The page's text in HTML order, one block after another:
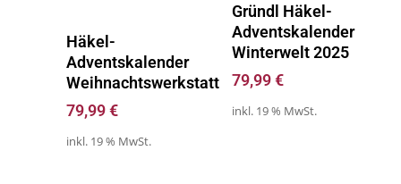
Häkel-
Adventskalender
Weihnachtswerkstatt
79,99€
inkl. 19 % MwSt.
Gründl Häkel-
Adventskalender
Winterwelt 2025
79,99€
inkl. 19 % MwSt.